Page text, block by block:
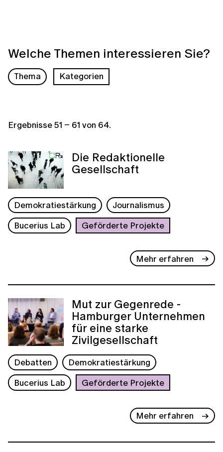
Welche Themen interessieren Sie?
Thema Kategorien
Ergebnisse51 – 61 von 64.
Die Redaktionelle
Gesellschaft
Demokratiestärkung
Journalismus
Bucerius Lab
Geförderte Projekte
Mehr erfahren
Mut zur Gegenrede -
Hamburger Unternehmen
für eine starke
Zivilgesellschaft
Debatten
Demokratiestärkung
Bucerius Lab
Geförderte Projekte
Mehr erfahren